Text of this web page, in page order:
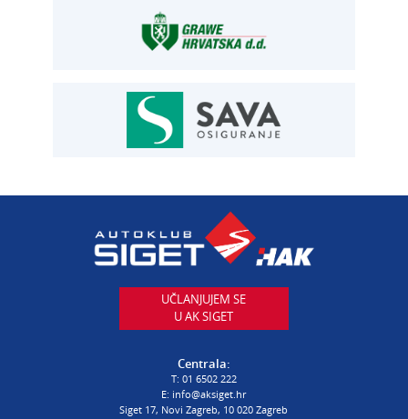
Siget – zastupanje u osiguranju
osiguranje@aksiget.hr
01 6502 230
01 6502 230
PROCJENA ŠTETE VOZILA
procjena@aksiget.hr
UČLANJUJEM SE
U AK SIGET
Centrala:
T: 01 6502 222
E: info@aksiget.hr
Siget 17, Novi Zagreb, 10 020 Zagreb